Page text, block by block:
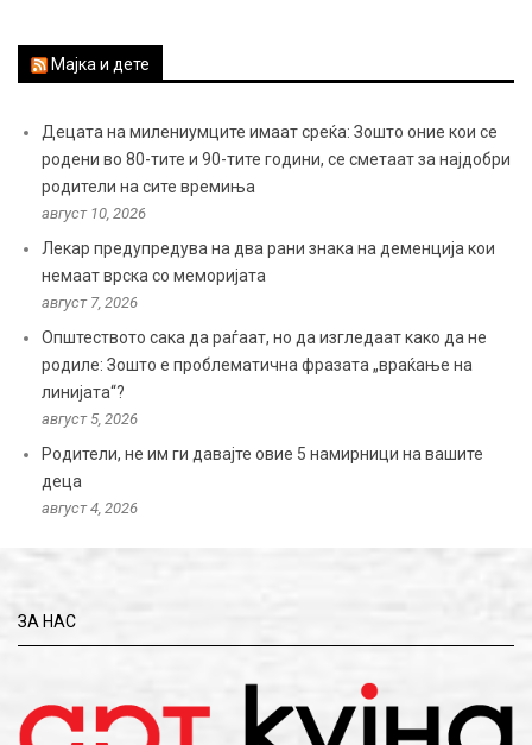
Мајка и дете
Децата на милениумците имаат среќа: Зошто оние кои се
родени во 80-тите и 90-тите години, се сметаат за најдобри
родители на сите времиња
август 10, 2026
Лекар предупредува на два рани знака на деменција кои
немаат врска со меморијата
август 7, 2026
Општеството сака да раѓаат, но да изгледаат како да не
родиле: Зошто е проблематична фразата „враќање на
линијата“?
август 5, 2026
Родители, не им ги давајте овие 5 намирници на вашите
деца
август 4, 2026
ЗА НАС